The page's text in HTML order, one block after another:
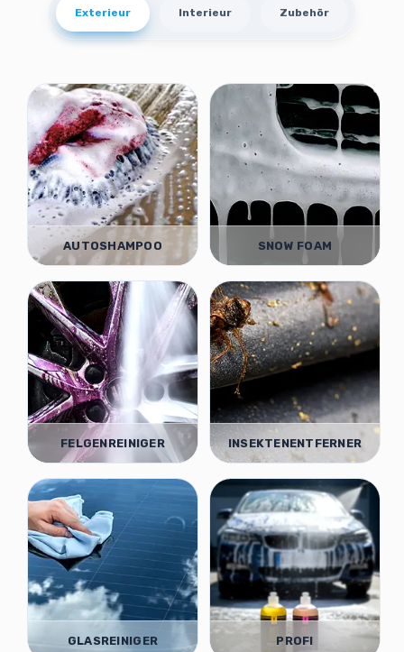
Exterieur Interieur Zubehör
AUTOSHAMPOO SNOW FOAM
FELGENREINIGER INSEKTENENTFERNER
GLASREINIGER PROFI